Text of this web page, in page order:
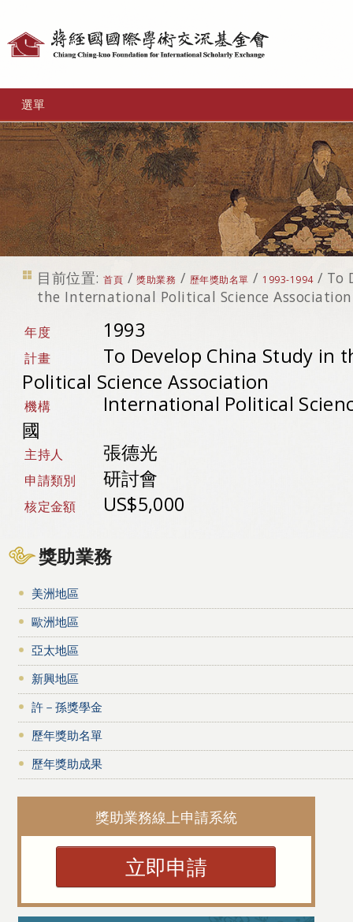
選單
目前位置: 首頁 /獎助業務 / 歷年獎助名單 / 1993-1994 / To
the International Political Science Association
年度 1993
計畫
To Develop China Study in
Political Science Association
機構
International Political
國
主持人 張德光
申請類別 研討會
核定金額 US$5,000
獎助業務
美洲地區
歐洲地區
亞太地區
新興地區
許－孫獎學金
歷年獎助名單
歷年獎助成果
獎助業務線上申請系統
立即申請